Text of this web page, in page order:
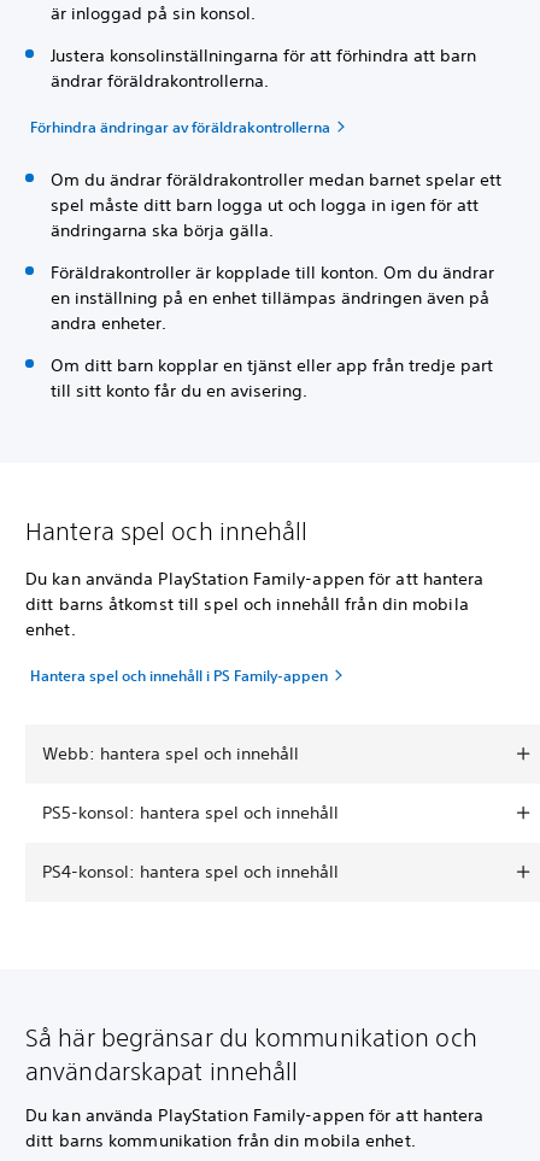
är inloggad på sin konsol.
Justera konsolinställningarna för att förhindra att barn
ändrar föräldrakontrollerna.
Förhindra ändringar av föräldrakontrollerna
Om du ändrar föräldrakontroller medan barnet spelar ett
spel måste ditt barn logga ut och logga in igen för att
ändringarna ska börja gälla.
Föräldrakontroller är kopplade till konton. Om du ändrar
en inställning på en enhet tillämpas ändringen även på
andra enheter.
Om ditt barn kopplar en tjänst eller app från tredje part
till sitt konto får du en avisering.
Hantera spel och innehåll
Du kan använda PlayStation Family-appen för att hantera
ditt barns åtkomst till spel och innehåll från din mobila
enhet.
Hantera spel och innehåll i PS Family-appen
Webb: hantera spel och innehåll
PS5-konsol: hantera spel och innehåll
PS4-konsol: hantera spel och innehåll
Så här begränsar du kommunikation och
användarskapat innehåll
Du kan använda PlayStation Family-appen för att hantera
ditt barns kommunikation från din mobila enhet.